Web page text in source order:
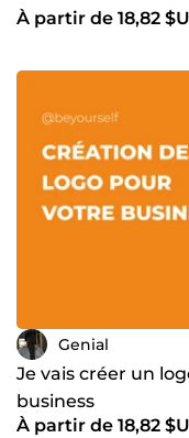
À partir de 18,82
Genial
Je vais créer un
business
À partir de 18,82